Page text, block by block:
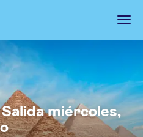
miércoles,